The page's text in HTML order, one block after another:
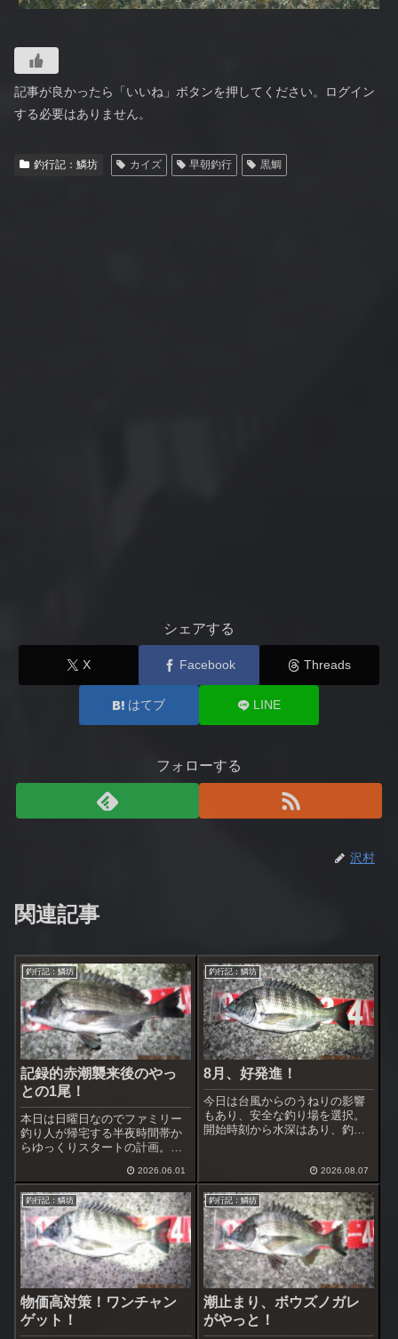
記事が良かったら「いいね」ボタンを押してください。ログイン
する必要はありません。
釣行記：鱗坊 カイズ 早朝釣行 黒鯛
シェアする
X Facebook Threads
はてブ LINE
フォローする
沢村
関連記事
釣行記：鱗坊
記録的赤潮襲来後のやっ
との1尾！
本日は日曜日なのでファミリー
釣り人が帰宅する半夜時間帯か
らゆっくりスタートの計画。最
てきたので到着時には黒鯛専念
の釣り人が2名。仕掛け投入前に
コマセを5柄杓投入したらいきな
り大型黒鯛がハネを見せた。
2026.06.01
釣行記：鱗坊
8月、好発進！
今日は台風からのうねりの影響
もあり、安全な釣り場を選択。
開始時刻から水深はあり、釣れ
ときはハリスにガン玉を打たず
にふわっと海中をサナギで漂わ
している。
2026.08.07
釣行記：鱗坊
物価高対策！ワンチャン
ゲット！
釣行記：鱗坊
潮止まり、ボウズノガレ
がやっと！